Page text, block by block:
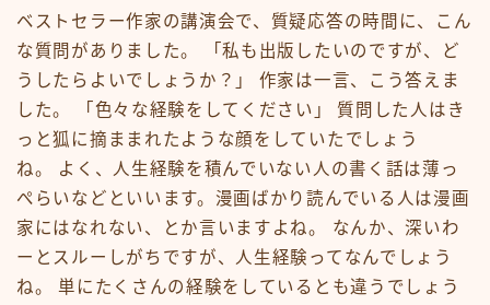
利用規約／特定商取引法に基づく表記
有料記事の決済完了ページ
私について
運営者情報
ベストセラー作家の講演会で、質疑応答の時間に、こん
な質問がありました。 「私も出版したいのですが、ど
うしたらよいでしょうか？」 作家は一言、こう答えま
した。 「色々な経験をしてください」 質問した人はき
っと狐に摘ままれたような顔をしていたでしょう
ね。 よく、人生経験を積んでいない人の書く話は薄っ
ぺらいなどといいます。漫画ばかり読んでいる人は漫画
家にはなれない、とか言いますよね。 なんか、深いわ
ーとスルーしがちですが、人生経験ってなんでしょう
ね。 単にたくさんの経験をしているとも違うでしょう